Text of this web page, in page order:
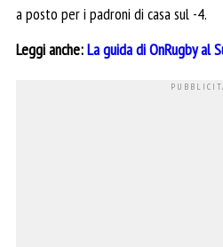
a posto per i padroni di casa sul -4.
Leggi anche:La guida di OnRugby al